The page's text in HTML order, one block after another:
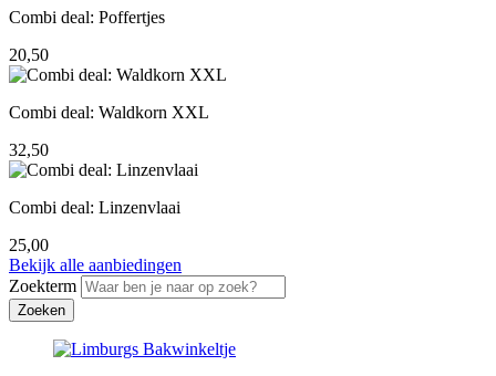
Combi deal: Poffertjes
20,50
Combi deal: Waldkorn XXL
32,50
Combi deal: Linzenvlaai
25,00
Bekijk alle aanbiedingen
Zoekterm